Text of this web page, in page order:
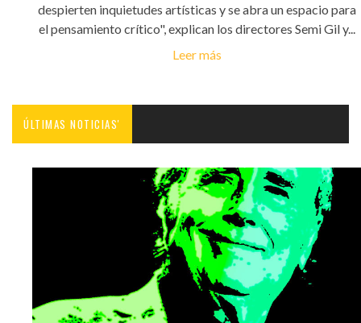
despierten inquietudes artísticas y se abra un espacio para
el pensamiento crítico", explican los directores Semi Gil y...
Leer más
ÚLTIMAS NOTICIAS'